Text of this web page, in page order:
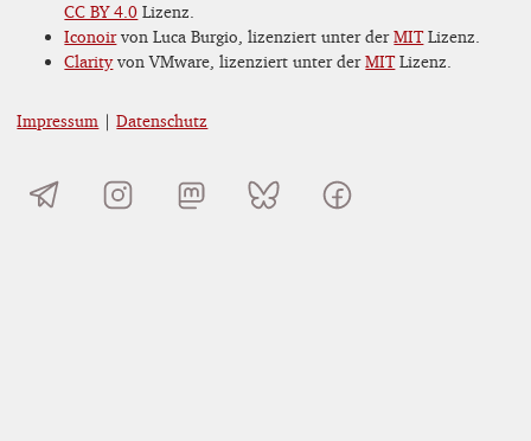
CC BY 4.0 Lizenz.
Iconoirvon Luca Burgio, lizenziert unter derMITLizenz.
Clarityvon VMware, lizenziert unter derMITLizenz.
Impressum |Datenschutz